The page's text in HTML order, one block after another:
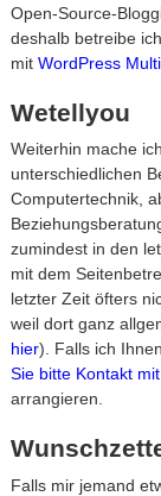
Open-Source-
deshalb betreibe
mit WordPress
Wetellyou
Weiterhin mache
unterschiedlichen
Computertechnik,
zumindest in den
mit dem
letzter Zeit öfters
weil dort ganz
hier). Falls ich
Sie bitte Kontakt
arrangieren.
Falls mir jemand